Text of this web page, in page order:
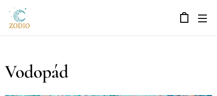
Vodopád